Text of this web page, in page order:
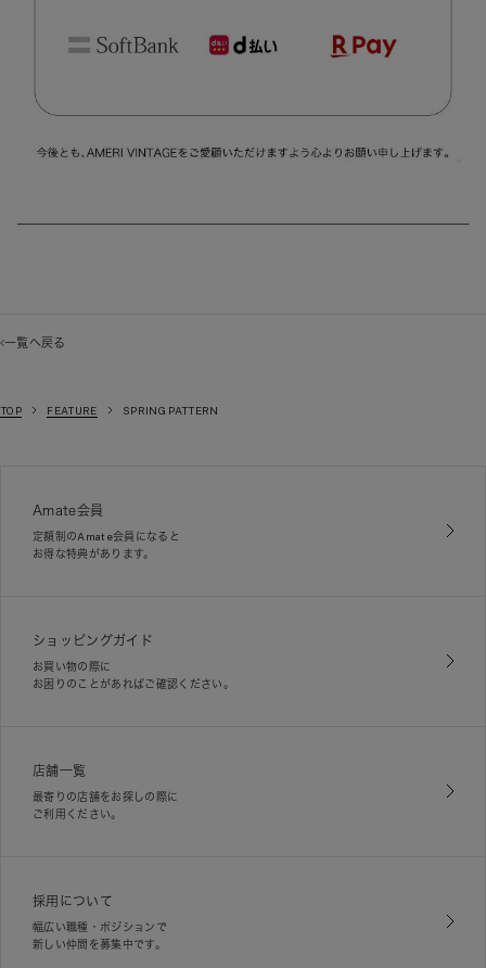
一覧へ戻る
TOP FEATURE SPRING PATTERN
Amate会員
定額制のAmate会員になると
お得な特典があります。
ショッピングガイド
お買い物の際に
お困りのことがあればご確認ください。
店舗一覧
最寄りの店舗をお探しの際に
ご利用ください。
採用について
幅広い職種・ポジションで
新しい仲間を募集中です。